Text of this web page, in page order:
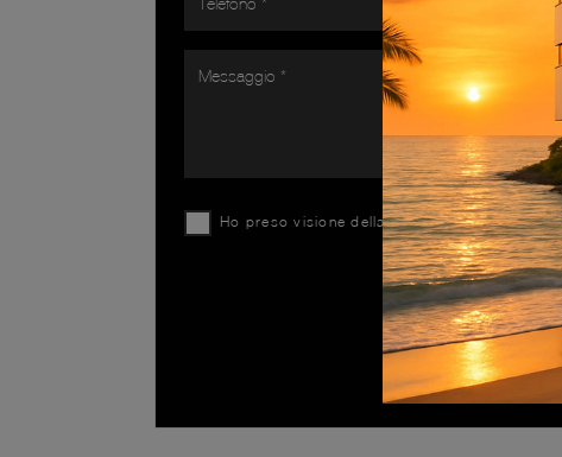
Ho preso visione dellaPrivacy Policy